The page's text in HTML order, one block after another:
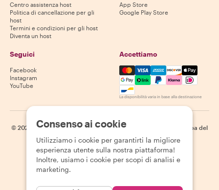
Centro assistenza host
Politica di cancellazione per gli
host
Termini e condizioni per gli host
Diventa un host
App Store
Google Play Store
Seguici
Facebook
Instagram
YouTube
Accettiamo
Mastercard, Visa, Amex,
La disponibilità varia in base alla destinazione
© 2026 Withlocals.com | Informativa sulla privacy
Mappa del
Consenso ai cookie
Utilizziamo i cookie per garantirti la migliore
esperienza utente sulla nostra piattaforma!
Inoltre, usiamo i cookie per scopi di analisi e
marketing.